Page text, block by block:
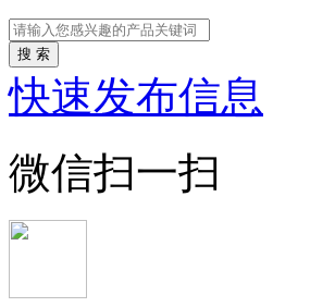
搜 索
快速发布信息
微信扫一扫